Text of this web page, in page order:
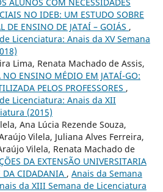
NO IDEB: UM ESTUDO SOBRE
DE ENSINO DE JATAÍ – GOIÁS ,
Licenciatura: Anais da XV Semana
Lima, Renata Machado de Assis,
NO ENSINO MÉDIO EM JATAÍ-GO:
PELOS PROFESSORES ,
Licenciatura: Anais da XII
(2015)
Ana Lúcia Rezende Souza,
Vilela, Juliana Alves Ferreira,
Vilela, Renata Machado de
DA EXTENSÃO UNIVERSITARIA
DA CIDADANIA , Anais da Semana
da XIII Semana de Licenciatura